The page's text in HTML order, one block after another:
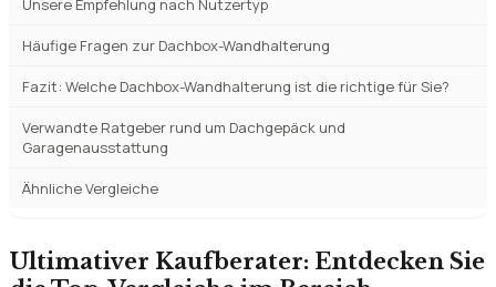
Wandhalterung Vergleich geachtet hat
Dachbox-Wandhalterung: Allgemeine Vor- und Nachteile
Für wen eignet sich eine Dachbox-Wandhalterung?
Einsatzbereiche und Zielgruppen
Wurden Dachbox-Wandhalterung von der Stiftung Warentest
Häufige Fehler beim Kauf einer Dachbox-Wandhalterung